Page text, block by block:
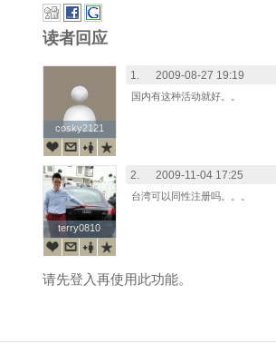
读者回应
cosky2121
cosky2121
1. 2009-08-27 19:19
国内有这种活动就好。。
terry0810
terry0810
2. 2009-11-04 17:25
台湾可以同性注册吗。。。
请先登入再使用此功能。